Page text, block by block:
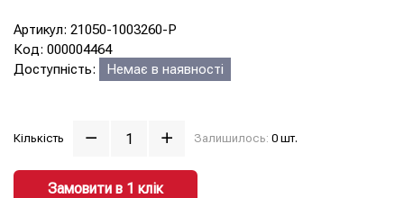
Артикул: 21050-1003260-P
Код: 000004464
Доступність:
Немає в наявності
Кількість Залишилось: 0 шт.
Замовити в 1 клiк